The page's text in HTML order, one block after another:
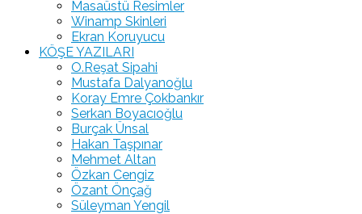
Masaüstü Resimler
Winamp Skinleri
Ekran Koruyucu
KÖŞE YAZILARI
O.Reşat Sipahi
Mustafa Dalyanoğlu
Koray Emre Çokbankır
Serkan Boyacıoğlu
Burçak Ünsal
Hakan Taşpınar
Mehmet Altan
Özkan Cengiz
Özant Önçağ
Süleyman Yengil